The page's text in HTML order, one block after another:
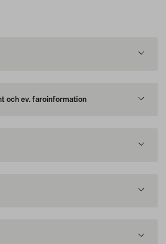
och ev. faroinformation